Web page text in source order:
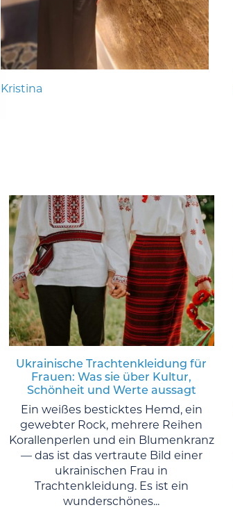
Kristina
Ukrainische Trachtenkleidung für
Frauen: Was sie über Kultur,
Schönheit und Werte aussagt
Ein weißes besticktes Hemd, ein
gewebter Rock, mehrere Reihen
Korallenperlen und ein Blumenkranz
— das ist das vertraute Bild einer
ukrainischen Frau in
Trachtenkleidung. Es ist ein
wunderschönes...